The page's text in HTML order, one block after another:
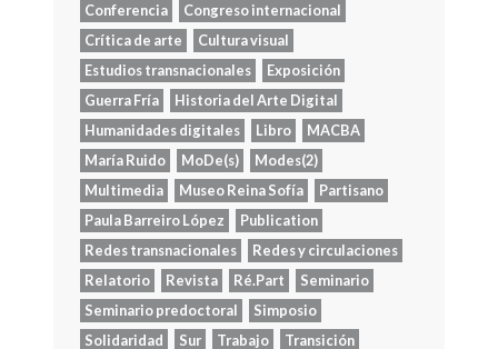
Conferencia
Congreso internacional
Crítica de arte
Cultura visual
Estudios transnacionales
Exposición
Guerra Fría
Historia del Arte Digital
Humanidades digitales
Libro
MACBA
María Ruido
MoDe(s)
Modes(2)
Multimedia
Museo Reina Sofía
Partisano
Paula Barreiro López
Publication
Redes transnacionales
Redes y circulaciones
Relatorio
Revista Ré.Part
Seminario
Seminario predoctoral
Simposio
Solidaridad
Sur Trabajo
Transición